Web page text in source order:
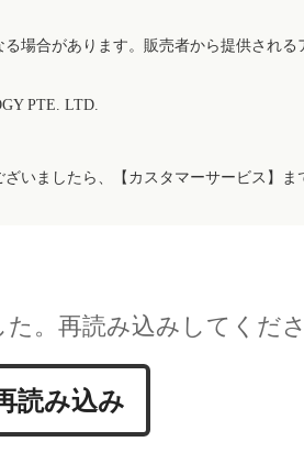
場合があります。販売者から提供され
PTE. LTD.
いましたら、【カスタマーサービス】
。再読み込みしてくだ
読み込み